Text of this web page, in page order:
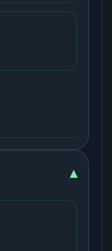
▾